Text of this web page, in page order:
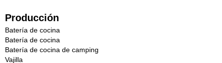
Producción
Batería de cocina
Batería de cocina
Batería de cocina de camping
Vajilla